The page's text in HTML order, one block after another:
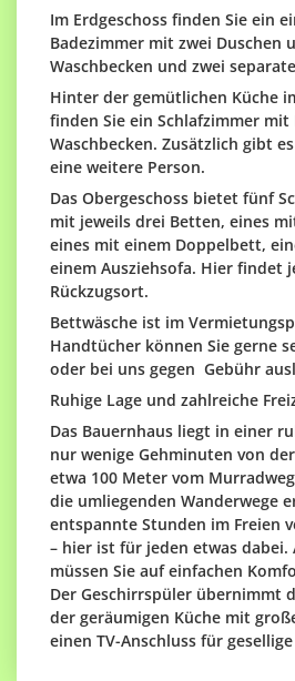
Im Erdgeschoss finden Sie ein
Badezimmer mit zwei Duschen
Waschbecken und zwei
Hinter der gemütlichen Küche
finden Sie ein Schlafzimmer
Waschbecken. Zusätzlich gibt
eine weitere Person.
Das Obergeschoss bietet fünf
mit jeweils drei Betten, eines
eines mit einem Doppelbett,
einem Ausziehsofa. Hier findet
Rückzugsort.
Bettwäsche ist im
Handtücher können Sie gerne
oder bei uns gegen Gebühr
Ruhige Lage und zahlreiche
Das Bauernhaus liegt in einer
nur wenige Gehminuten von
etwa 100 Meter vom
die umliegenden Wanderwege
entspannte Stunden im Freien
– hier ist für jeden etwas dabei.
müssen Sie auf einfachen
Der Geschirrspüler übernimmt
der geräumigen Küche mit
einen TV-Anschluss für